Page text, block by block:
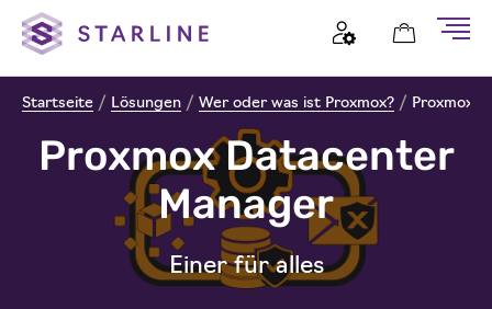
Startseite / Lösungen / Wer oder was ist Proxmox? / Proxmox
Proxmox Datacenter
Manager
Einer für alles